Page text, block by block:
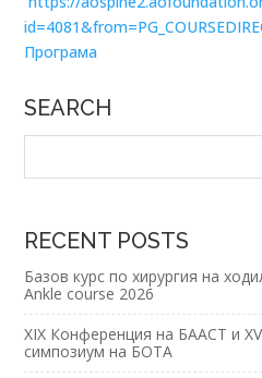
Програма
SEARCH
RECENT POSTS
Базов курс по хирургия на
Ankle course 2026
XIX Конференция на БААСТ и
симпозиум на БОТА